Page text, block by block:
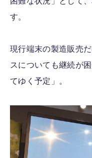
す。
現行端末の製造販売
スについても継続が
てゆく予定」。